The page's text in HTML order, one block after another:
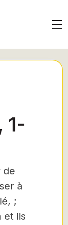
1-
de
à
;
et ils